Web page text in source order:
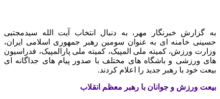
به گزارش خبرنگار مهر، به دنبال انتخاب آیت الله سیدمجتبی
حسینی خامنه ای به عنوان سومین رهبر جمهوری اسلامی ایران،
وزارت ورزش، کمیته ملی المپیک، کمیته ملی پارالمپیک، فدراسیون
های ورزشی و باشگاه های مختلف با صدور پیام های جداگانه ای
بیعت خود با رهبر جدید را اعلام کردند.
بیعت ورزش و جوانان با رهبر معظم انقلاب